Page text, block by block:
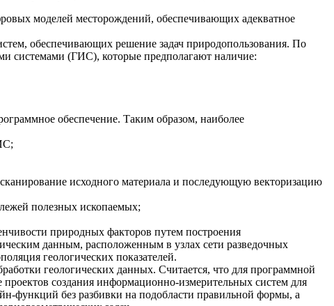
моделей месторождений, обеспечивающих адекватное
обеспечивающих решение задач природопользования. По
системами (ГИС), которые предполагают наличие:
обеспечение. Таким образом, наиболее
исходного материала и последующую векторизацию
полезных ископаемых;
природных факторов путем построения
данным, расположенным в узлах сети разведочных
геологических показателей.
геологических данных. Считается, что для программной
создания информационно-измерительных систем для
функций без разбивки на подобласти правильной формы, а